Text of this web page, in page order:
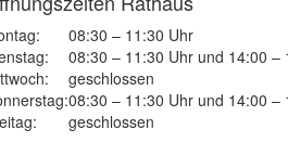
08:30 – 11:30 Uhr
08:30 – 11:30 Uhr und 14:00 –
geschlossen
08:30 – 11:30 Uhr und 14:00 –
geschlossen